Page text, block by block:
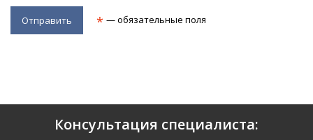
* — обязательные поля
Консультация специалиста: